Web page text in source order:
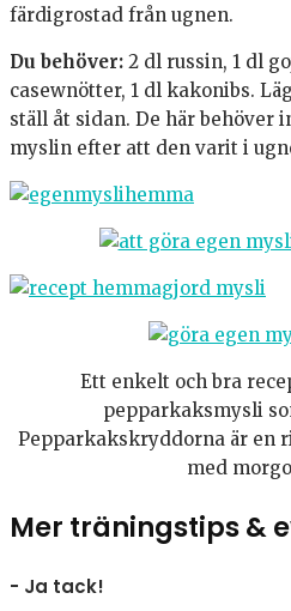
färdigrostad från ugnen.
Du behöver: 2 dl russin, 1 dl
casewnötter, 1 dl kakonibs.
ställ åt sidan. De här behöver
myslin efter att den varit i
Ett enkelt och bra
pepparkaksmysli
Pepparkakskryddorna är en
med
Mer träningstips &
- Ja tack!